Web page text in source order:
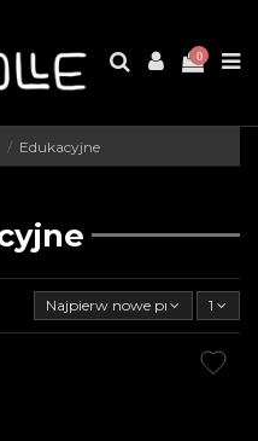
0
Edukacyjne
Najpierw nowe produkty
1